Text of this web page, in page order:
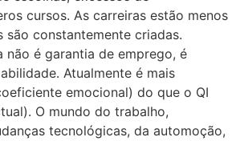
cursos. As carreiras estão menos
são constantemente criadas.
não é garantia de emprego, é
Atualmente é mais
emocional) do que o QI
O mundo do trabalho,
tecnológicas, da automoção,